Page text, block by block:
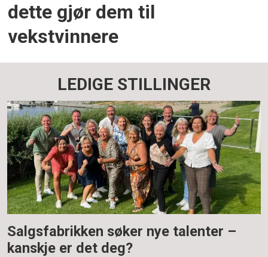
dette gjør dem til
vekstvinnere
LEDIGE STILLINGER
Salgsfabrikken søker nye talenter –
kanskje er det deg?